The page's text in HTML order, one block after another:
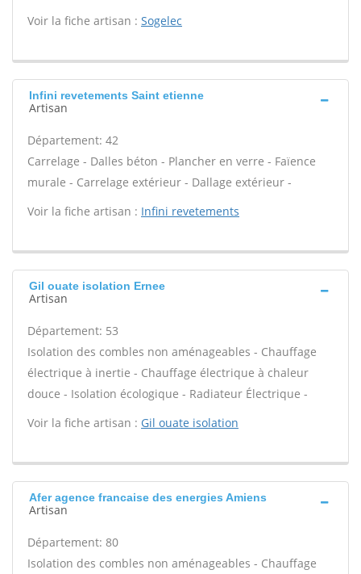
Voir la fiche artisan : Sogelec
Infini revetements Saint etienne
Artisan
Département: 42
Carrelage - Dalles béton - Plancher en verre - Faïence
murale - Carrelage extérieur - Dallage extérieur -
Voir la fiche artisan : Infini revetements
Gil ouate isolation Ernee
Artisan
Département: 53
Isolation des combles non aménageables - Chauffage
électrique à inertie - Chauffage électrique à chaleur
douce - Isolation écologique - Radiateur Électrique -
Voir la fiche artisan : Gil ouate isolation
Afer agence francaise des energies Amiens
Artisan
Département: 80
Isolation des combles non aménageables - Chauffage